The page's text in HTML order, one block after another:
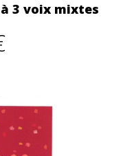
3 voix mixtes